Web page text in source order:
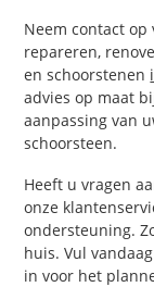
Neem contact op
repareren,
en schoorstenen
advies op maat
aanpassing van
schoorsteen.
Heeft u vragen
onze
ondersteuning.
huis. Vul
in voor het